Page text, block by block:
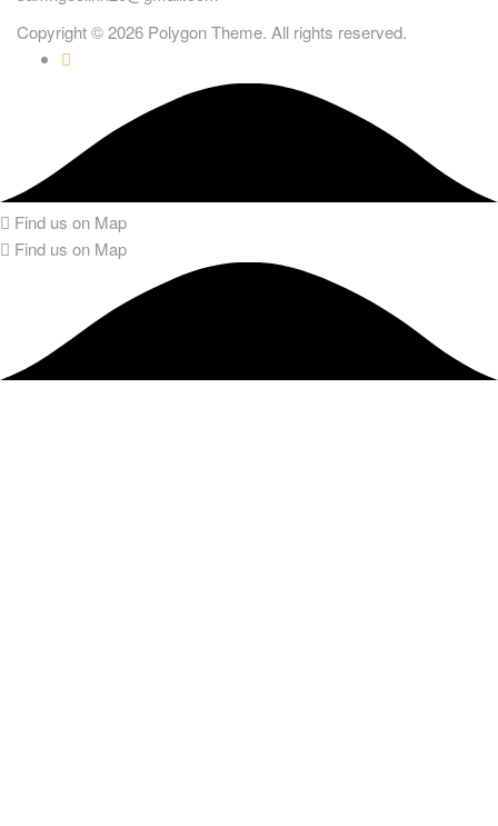
Copyright © 2026 Polygon Theme. All rights reserved.
Find us on Map
Find us on Map